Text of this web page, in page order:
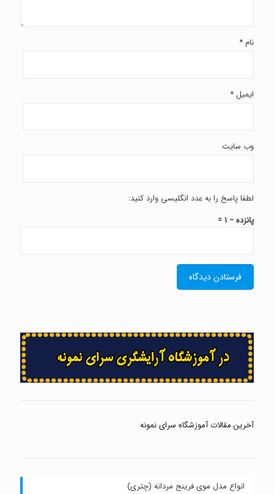
نام*
ایمیل *
وب‌ سایت
لطفا پاسخ را به عدد انگلیسی وارد کنید:
پانزده − 1 =
آخرین مقالات آموزشگاه سرای نمونه
انواع مدل موی فرینج مردانه (چتری)